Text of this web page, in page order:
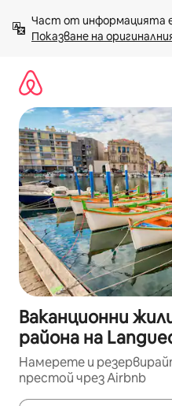
към
съдържанието
Показване на
Ваканционни
района на
Намерете и
престой чрез Airbnb